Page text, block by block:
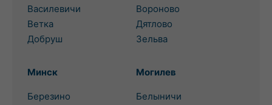
Василевичи
Ветка
Добруш
Вороново
Дятлово
Зельва
Минск
Березино
Могилев
Белыничи